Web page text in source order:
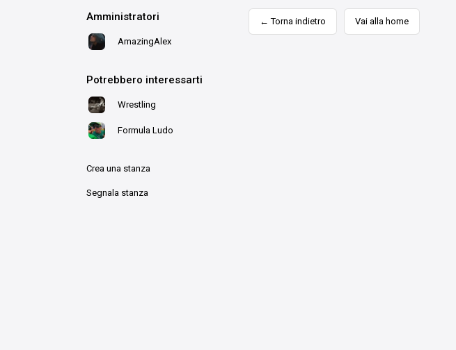
Amministratori
AmazingAlex
Potrebbero interessarti
Wrestling
Formula Ludo
Crea una stanza
Segnala stanza
← Torna indietro Vai alla home